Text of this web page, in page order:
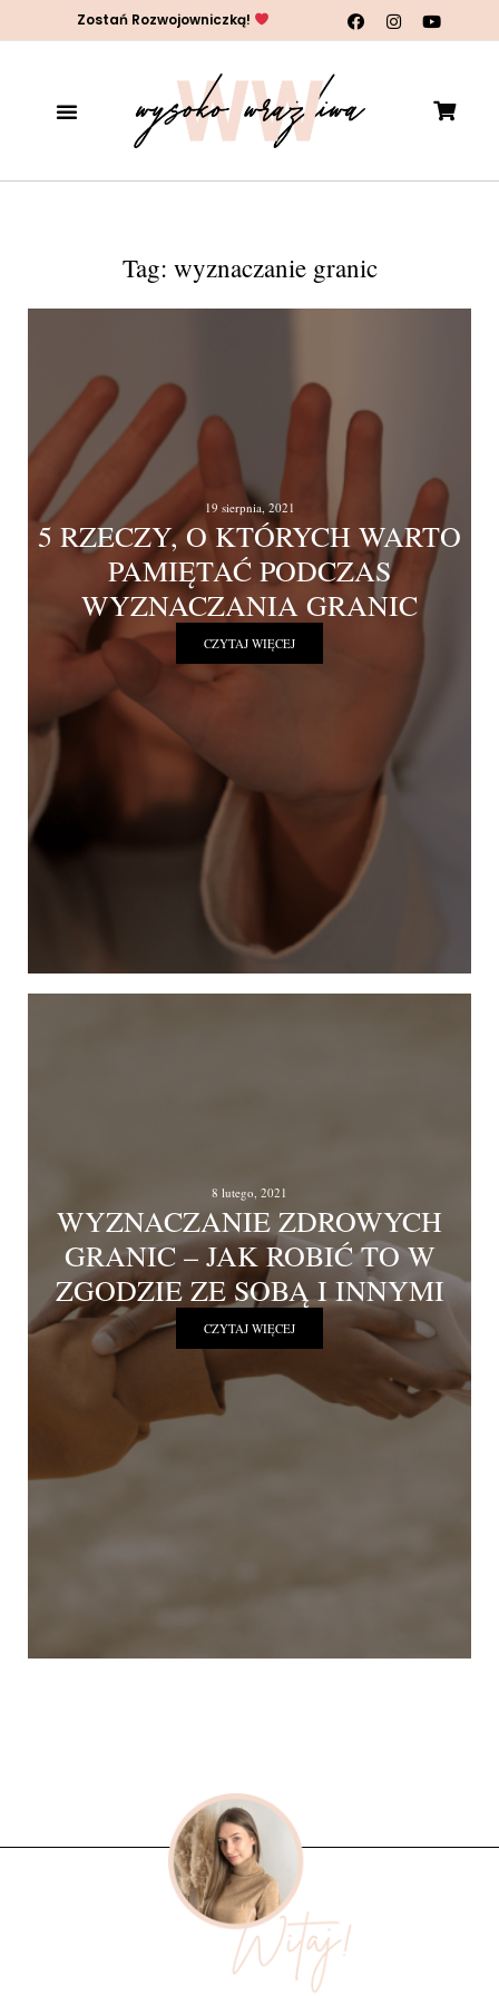
Zostań Rozwojowniczką!
Tag: wyznaczanie granic
19 sierpnia, 2021
5 RZECZY, O KTÓRYCH WARTO
PAMIĘTAĆ PODCZAS
WYZNACZANIA GRANIC
CZYTAJ WIĘCEJ
8 lutego, 2021
WYZNACZANIE ZDROWYCH
GRANIC – JAK ROBIĆ TO W
ZGODZIE ZE SOBĄ I INNYMI
CZYTAJ WIĘCEJ